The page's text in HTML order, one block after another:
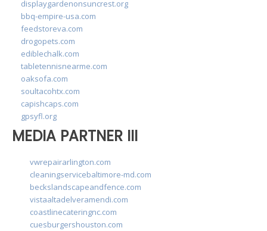
displaygardenonsuncrest.org
bbq-empire-usa.com
feedstoreva.com
drogopets.com
ediblechalk.com
tabletennisnearme.com
oaksofa.com
soultacohtx.com
capishcaps.com
gpsyfl.org
MEDIA PARTNER III
vwrepairarlington.com
cleaningservicebaltimore-md.com
beckslandscapeandfence.com
vistaaltadelveramendi.com
coastlinecateringnc.com
cuesburgershouston.com